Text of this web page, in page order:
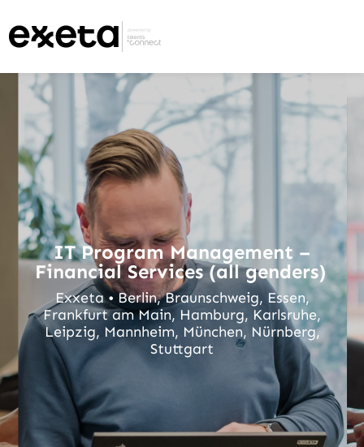
IT Program Management –
Financial Services (all genders)
Exxeta • Berlin, Braunschweig, Essen,
Frankfurt am Main, Hamburg, Karlsruhe,
Leipzig, Mannheim, München, Nürnberg,
Stuttgart